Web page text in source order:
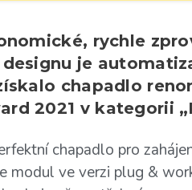
rychle
je
chapadlo
2021 v kategorii
chapadlo pro
modul ve verzi plug &